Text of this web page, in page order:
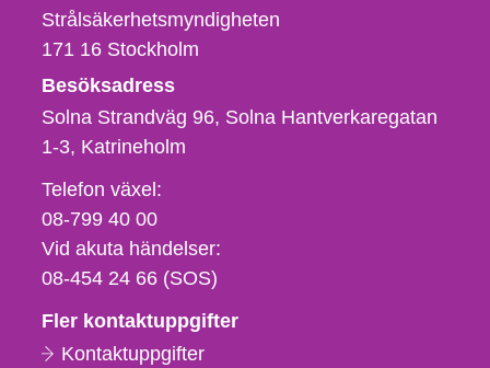
Strålsäkerhetsmyndigheten
171 16 Stockholm
Besöksadress
Solna Strandväg 96, Solna Hantverkaregatan
1-3 Katrineholm
Telefon,
fax
och
e-
Telefon växel:
08-799 40 00
Vid akuta händelser:
08-454 24 66 (SOS)
Fler kontaktuppgifter
Kontaktuppgifter